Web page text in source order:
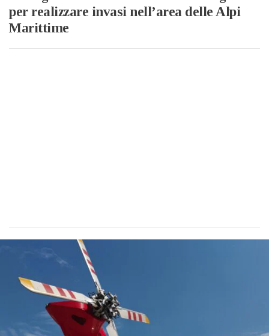
per realizzare invasi nell’area delle Alpi
Marittime